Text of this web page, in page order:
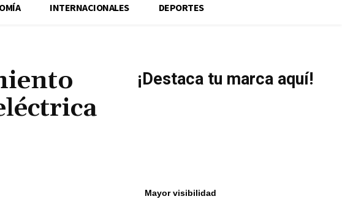
INTERNACIONALES DEPORTES
¡Destaca tu marca aquí!
Mayor visibilidad